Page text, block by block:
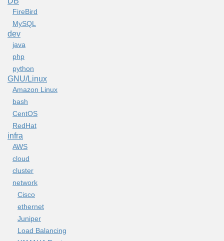
FireBird
MySQL
dev
java
php
python
GNU/Linux
Amazon Linux
bash
CentOS
RedHat
infra
AWS
cloud
cluster
network
Cisco
ethernet
Juniper
Load Balancing